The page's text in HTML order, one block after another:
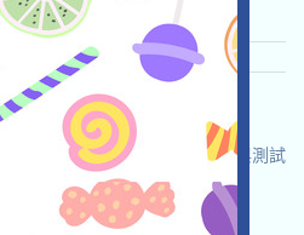
语言：
勵Testnet，打开活动页面，與測試
分奪取預期的空投！